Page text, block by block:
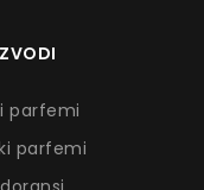
parfemi
parfemi